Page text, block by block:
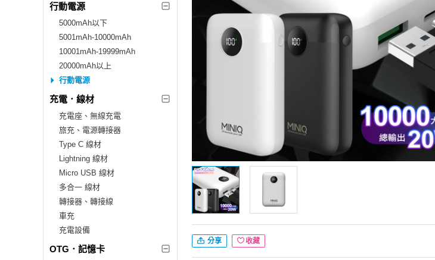
行動電源
5000mAh以下
5001mAh-10000mAh
10001mAh-19999mAh
20000mAh以上
行動電源
充電．線材
充電座、無線充電
旅充、電源轉接器
Type C 線材
Lightning 線材
Micro USB 線材
多合一 線材
轉接器、轉接線
車充
充電設備
OTG．記憶卡
分享 收藏